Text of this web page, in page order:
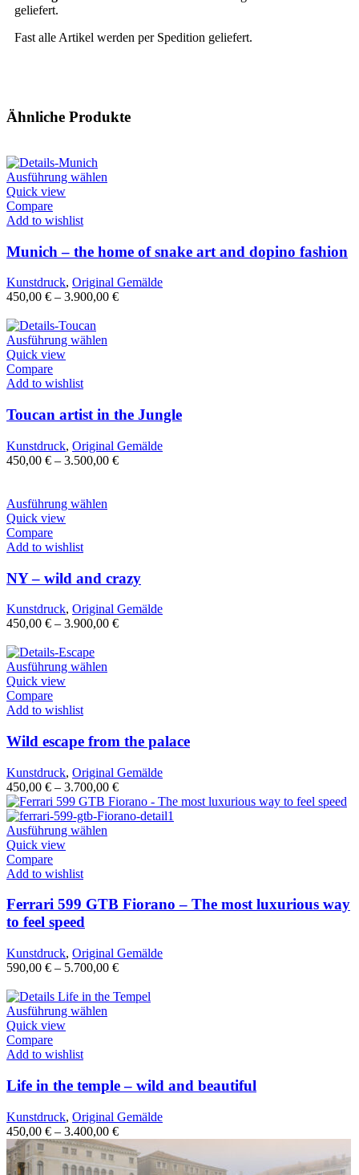
geliefert.
Fast alle Artikel werden per Spedition geliefert.
Ähnliche Produkte
Ausführung wählen
Quick view
Compare
Add to wishlist
Munich – the home of snake art and dopino fashion
Kunstdruck, Original Gemälde
450,00 € – 3.900,00 €
Ausführung wählen
Quick view
Compare
Add to wishlist
Toucan artist in the Jungle
Kunstdruck, Original Gemälde
450,00 € – 3.500,00 €
Ausführung wählen
Quick view
Compare
Add to wishlist
NY – wild and crazy
Kunstdruck, Original Gemälde
450,00 € – 3.900,00 €
Ausführung wählen
Quick view
Compare
Add to wishlist
Wild escape from the palace
Kunstdruck, Original Gemälde
450,00 € – 3.700,00 €
Ausführung wählen
Quick view
Compare
Add to wishlist
Ferrari 599 GTB Fiorano – The most luxurious way
to feel speed
Kunstdruck, Original Gemälde
590,00 € – 5.700,00 €
Ausführung wählen
Quick view
Compare
Add to wishlist
Life in the temple – wild and beautiful
Kunstdruck, Original Gemälde
450,00 € – 3.400,00 €